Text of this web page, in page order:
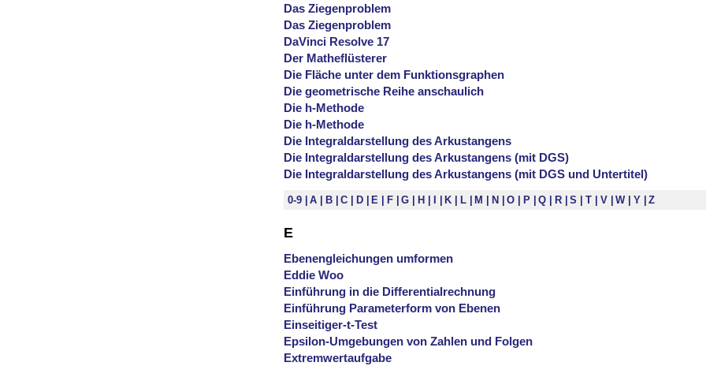
Das Ziegenproblem
Das Ziegenproblem
DaVinci Resolve 17
Der Matheflüsterer
Die Fläche unter dem Funktionsgraphen
Die geometrische Reihe anschaulich
Die h-Methode
Die h-Methode
Die Integraldarstellung des Arkustangens
Die Integraldarstellung des Arkustangens (mit DGS)
Die Integraldarstellung des Arkustangens (mit DGS und Untertitel)
0-9 A B C D E F G H K L M N O P Q R S T V W Y Z
E
Ebenengleichungen umformen
Eddie Woo
Einführung in die Differentialrechnung
Einführung Parameterform von Ebenen
Einseitiger-t-Test
Epsilon-Umgebungen von Zahlen und Folgen
Extremwertaufgabe